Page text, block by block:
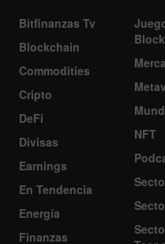
Bitfinanzas Tv
Blockchain
Commodities
Cripto
DeFi
Divisas
Earnings
En Tendencia
Energía
Finanzas
NFT